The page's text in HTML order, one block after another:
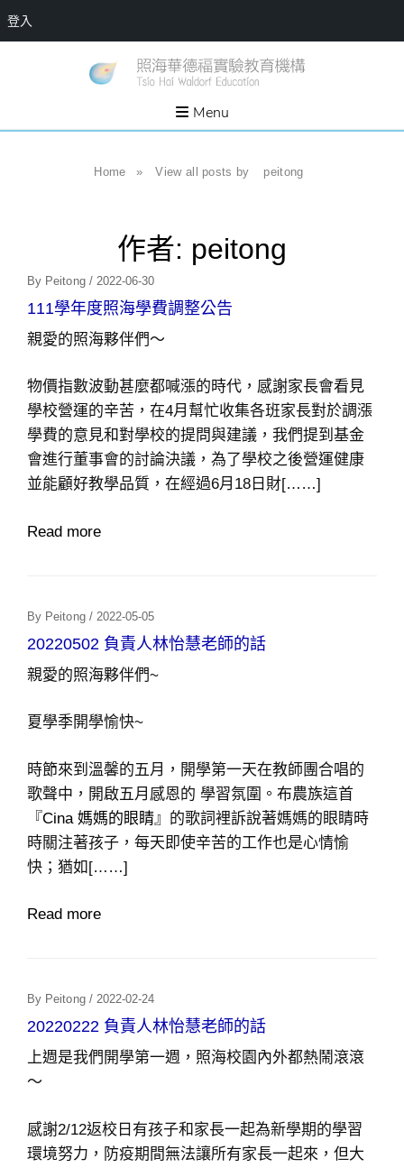
登入
驗
教
育
構
生態
教育
社群
Menu
Home » View all posts by peitong
作者: peitong
By Peitong/ Posted
On
2022-06-30
111學年度照海學費調整公告
親愛的照海夥伴們～
物價指數波動甚麼都喊漲的時代，感謝家長會看見
學校營運的辛苦，在4月幫忙收集各班家長對於調漲
學費的意見和對學校的提問與建議，我們提到基金
會進行董事會的討論決議，為了學校之後營運健康
並能顧好教學品質，在經過6月18日財[……]
Read more
By Peitong/ Posted
On
2022-05-05
20220502 負責人林怡慧老師的話
親愛的照海夥伴們~
夏學季開學愉快~
時節來到溫馨的五月，開學第一天在教師團合唱的
歌聲中，開啟五月感恩的 學習氛圍。布農族這首
『Cina 媽媽的眼睛』的歌詞裡訴說著媽媽的眼睛時
時關注著孩子，每天即使辛苦的工作也是心情愉
快；猶如[……]
Read more
By Peitong/ Posted
On
2022-02-24
20220222 負責人林怡慧老師的話
上週是我們開學第一週，照海校園內外都熱鬧滾滾
～
感謝2/12返校日有孩子和家長一起為新學期的學習
環境努力，防疫期間無法讓所有家長一起來，但大